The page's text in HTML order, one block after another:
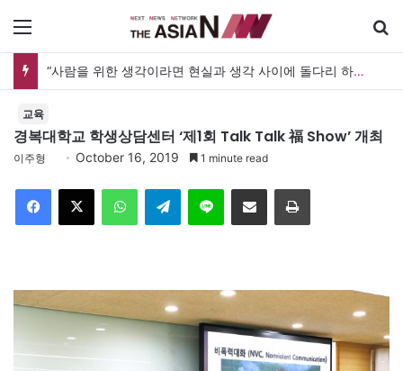
“사람을 위한 생각이라면 현실과 생각 사이에 돌다리 하나는 놓아야 하지 않을까”
교육
경복대학교 학생상담센터 ‘제1회 Talk Talk 福 Show’ 개최
이주형 October 16, 2019 1 minute read
Telegram 이메일